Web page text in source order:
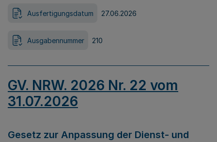
Ausfertigungsdatum 27.06.2026
Ausgabennummer 210
GV. NRW. 2026 Nr. 22 vom
31.07.2026
Gesetz zur Anpassung der Dienst- und